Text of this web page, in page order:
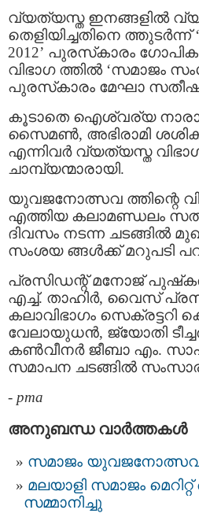
വ്യത്യസ്ത ഇനങ്ങളില്‍
തെളിയിച്ചതിനെ
2012’ പുരസ്‌കാരം
വിഭാഗ ത്തില്‍ ‘സമാജം
പുരസ്‌കാരം മേഘാ
കൂടാതെ ഐശ്വര്യ
സൈമണ്‍, അഭിരാമി
എന്നിവര്‍ വ്യത്യസ്ത
ചാമ്പ്യന്മാരായി.
യുവജനോത്സവ ത്തിന്റെ
എത്തിയ കലാമണ്ഡലം
ദിവസം നടന്ന ചടങ്ങില്‍
സംശയ ങ്ങള്‍ക്ക് മറുപടി
പ്രസിഡന്റ് മനോജ്
എച്ച്. താഹിര്‍, വൈസ്
കലാവിഭാഗം സെക്രട്ടറി
വേലായുധന്‍, ജ്യോതി
കണ്‍വീനര്‍ ജീബാ എം.
സമാപന ചടങ്ങില്‍
- pma
അനുബന്ധ വാര്‍ത്തകള്‍
സമാജം
മലയാളി സമാജം
സമ്മാനിച്ചു